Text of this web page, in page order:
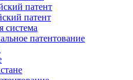
патент
патент
система
патентование